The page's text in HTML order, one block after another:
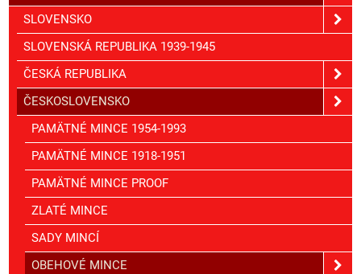
SLOVENSKO
SLOVENSKÁ REPUBLIKA 1939-1945
ČESKÁ REPUBLIKA
ČESKOSLOVENSKO
PAMÄTNÉ MINCE 1954-1993
PAMÄTNÉ MINCE 1918-1951
PAMÄTNÉ MINCE PROOF
ZLATÉ MINCE
SADY MINCÍ
OBEHOVÉ MINCE